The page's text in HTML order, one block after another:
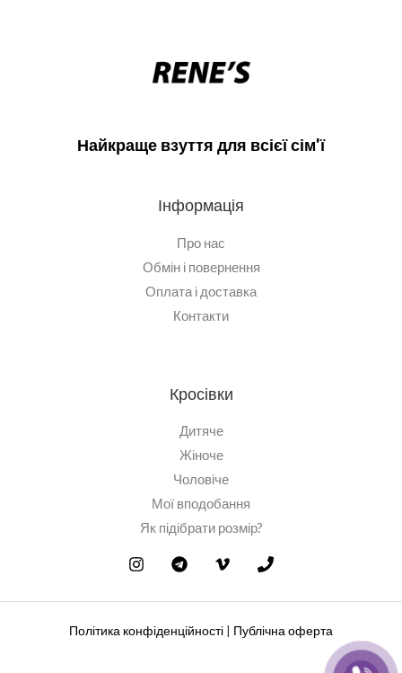
Найкраще взуття для всієї сім'ї
Інформація
Про нас
Обмін і повернення
Оплата і доставка
Контакти
Кросівки
Дитяче
Жіноче
Чоловіче
Мої вподобання
Як підібрати розмір?
Політика конфіденційності Публічна оферта